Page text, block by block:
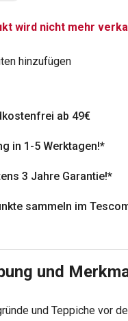
wird nicht mehr
hinzufügen
ab 49€
in 1-5 Werktagen!*
3 Jahre Garantie!*
sammeln im
und
und Teppiche vor